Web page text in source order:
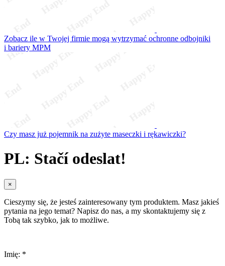
Zobacz ile w Twojej firmie mogą wytrzymać ochronne odbojniki
i bariery MPM
Czy masz już pojemnik na zużyte maseczki i rękawiczki?
PL: Stačí odeslat!
×
Cieszymy się, że jesteś zainteresowany tym produktem. Masz jakieś
pytania na jego temat? Napisz do nas, a my skontaktujemy się z
Tobą tak szybko, jak to możliwe.
Imię: *